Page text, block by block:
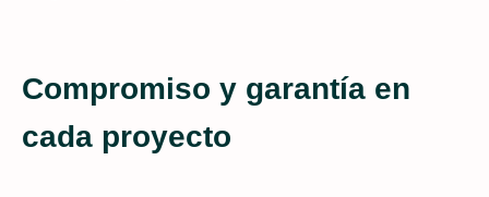
Compromiso y garantía en
cada proyecto